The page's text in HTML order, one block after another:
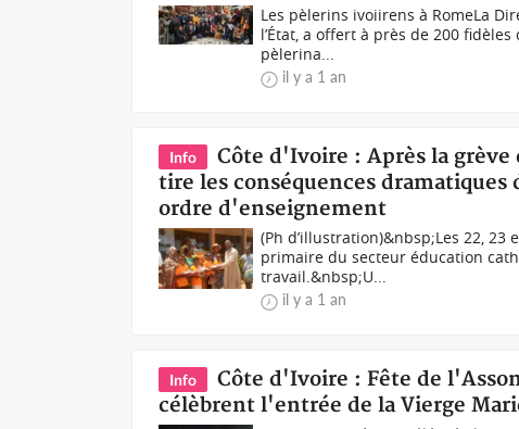
Les pèlerins ivoiirens à RomeLa
l’État, a offert à près de 200
pèlerina...
il y a 1 an
Info
Côte d'Ivoire : Après la
tire les conséquences
ordre d'enseignement
(Ph d’illustration)&nbsp;Les 22,
primaire du secteur éducation
travail.&nbsp;U...
il y a 1 an
Info
Côte d'Ivoire : Fête de
célèbrent l'entrée de la Vierge